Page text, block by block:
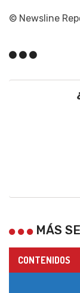
© Newsline
MÁS
CONTENIDOS